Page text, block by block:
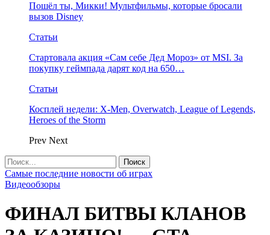
Пошёл ты, Микки! Мультфильмы, которые бросали
вызов Disney
Статьи
Стартовала акция «Сам себе Дед Мороз» от MSI. За
покупку геймпада дарят код на 650…
Статьи
Косплей недели: X-Men, Overwatch, League of Legends,
Heroes of the Storm
Prev Next
Самые последние новости об играх
Видеообзоры
ФИНАЛ БИТВЫ КЛАНОВ